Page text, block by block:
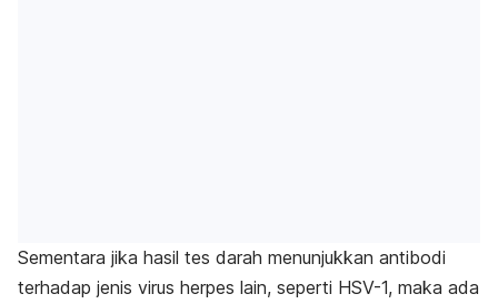
Sementara jika hasil tes darah menunjukkan antibodi
terhadap jenis virus herpes lain, seperti HSV-1, maka ada